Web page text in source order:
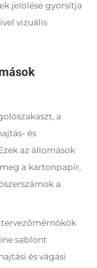
jelölése gyorsítja
vizuális
a
és
az állomások
a kartonpapír,
a
sablont
és vágási